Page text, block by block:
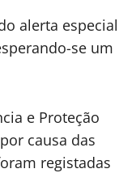
alerta especial
se um
e Proteção
causa das
registadas